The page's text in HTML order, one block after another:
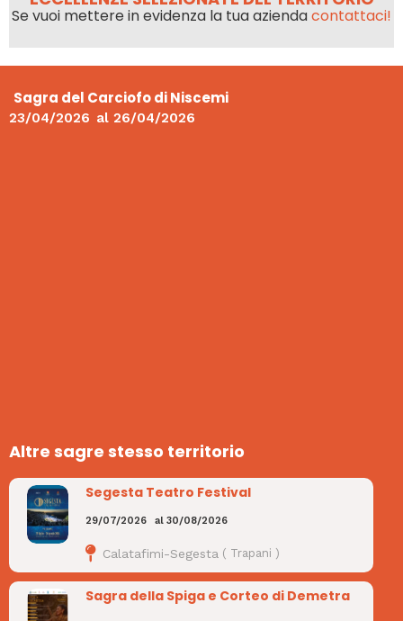
Se vuoi mettere in evidenza la tua aziendacontattaci!
Sagra del Carciofo di Niscemi
23/04/2026 al 26/04/2026
Altre sagre stesso territorio
Segesta Teatro Festival
29/07/2026 al30/08/2026
Calatafimi-Segesta ( Trapani )
Sagra della Spiga e Corteo di Demetra